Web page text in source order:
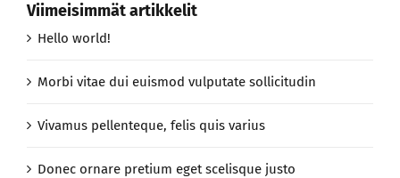
Viimeisimmät artikkelit
Hello world!
Morbi vitae dui euismod vulputate sollicitudin
Vivamus pellenteque, felis quis varius
Donec ornare pretium eget scelisque justo